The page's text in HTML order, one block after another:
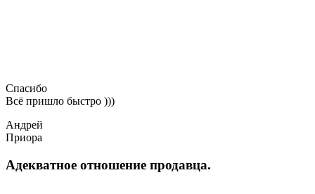
Спасибо
Всё пришло быстро )))
Андрей
Приора
Адекватное отношение продавца.